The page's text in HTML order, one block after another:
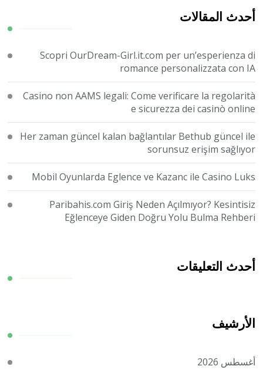
ما؟
أحدث المقالات
Scopri OurDream-Girl.it.com per un’esperienza di
romance personalizzata con IA
Casino non AAMS legali: Come verificare la regolarità
e sicurezza dei casinò online
Her zaman güncel kalan bağlantılar Bethub güncel ile
sorunsuz erişim sağlıyor
Mobil Oyunlarda Eglence ve Kazanc ile Casino Luks
Paribahis.com Giriş Neden Açılmıyor? Kesintisiz
Eğlenceye Giden Doğru Yolu Bulma Rehberi
أحدث التعليقات
الأرشيف
أغسطس 2026